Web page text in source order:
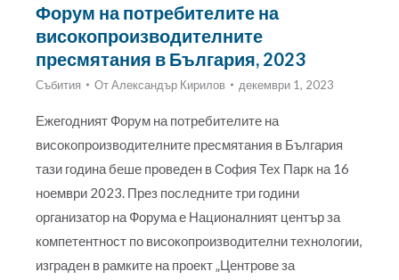
Форум на потребителите на
високопроизводителните
пресмятания в България, 2023
Събития ОтАлександър Кирилов декември 1, 2023
Ежегодният Форум на потребителите на
високопроизводителните пресмятания в България
тази година беше проведен в София Тех Парк на 16
ноември 2023. През последните три години
организатор на Форума е Националният център за
компетентност по високопроизводителни технологии,
изграден в рамките на проект „Центрове за